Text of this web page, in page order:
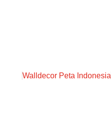
Walldecor Peta Indonesia